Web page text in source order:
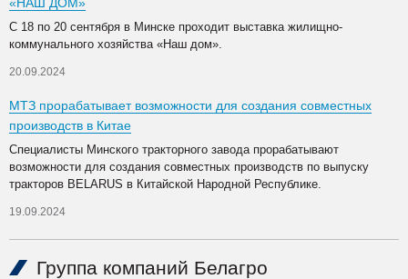
С 18 по 20 сентября в Минске проходит выставка жилищно-
коммунального хозяйства «Наш дом».
20.09.2024
МТЗ прорабатывает возможности для создания совместных
производств в Китае
Специалисты Минского тракторного завода прорабатывают
возможности для создания совместных производств по выпуску
тракторов BELARUS в Китайской Народной Республике.
19.09.2024
Группа компаний Белагро